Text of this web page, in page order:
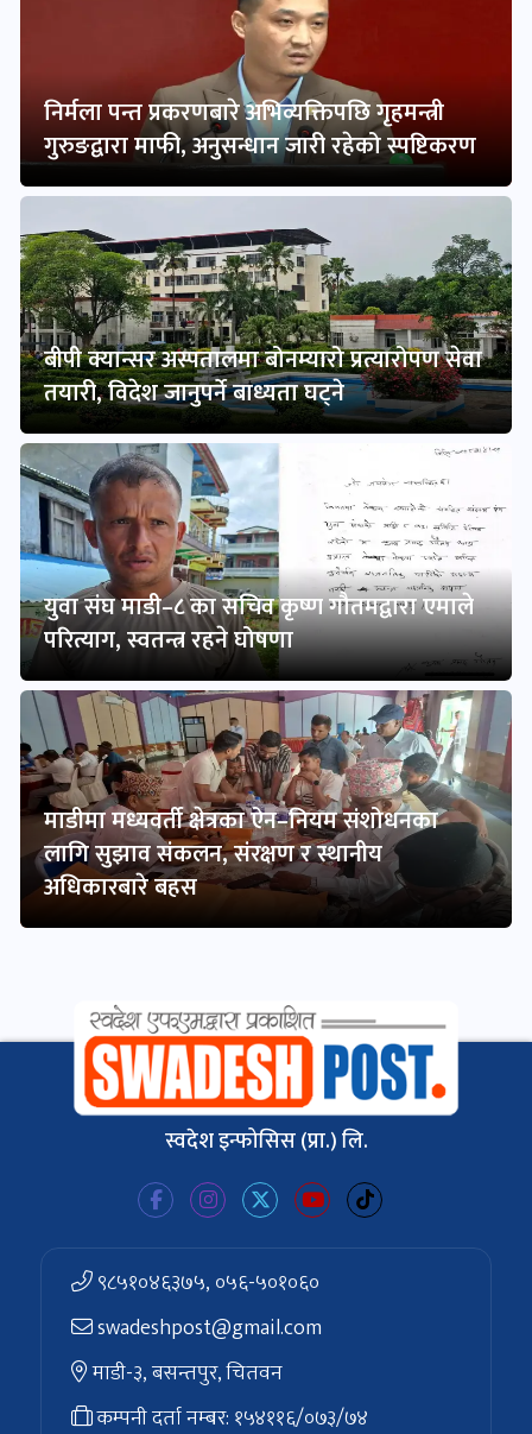
निर्मला पन्त प्रकरणबारे अभिव्यक्तिपछि गृहमन्त्री
गुरुङद्वारा माफी, अनुसन्धान जारी रहेको स्पष्टिकरण
बीपी क्यान्सर अस्पतालमा बोनम्यारो प्रत्यारोपण सेवा
तयारी, विदेश जानुपर्ने बाध्यता घट्ने
युवा संघ माडी–८ का सचिव कृष्ण गौतमद्वारा एमाले
परित्याग, स्वतन्त्र रहने घोषणा
माडीमा मध्यवर्ती क्षेत्रका ऐन–नियम संशोधनका
लागि सुझाव संकलन, संरक्षण र स्थानीय
अधिकारबारे बहस
स्वदेश इन्फोसिस (प्रा.) लि.
९८५१०४६३७५, ०५६-५०१०६०
swadeshpost@gmail.com
माडी-३, बसन्तपुर, चितवन
कम्पनी दर्ता नम्बर: १५४११६/०७३/७४